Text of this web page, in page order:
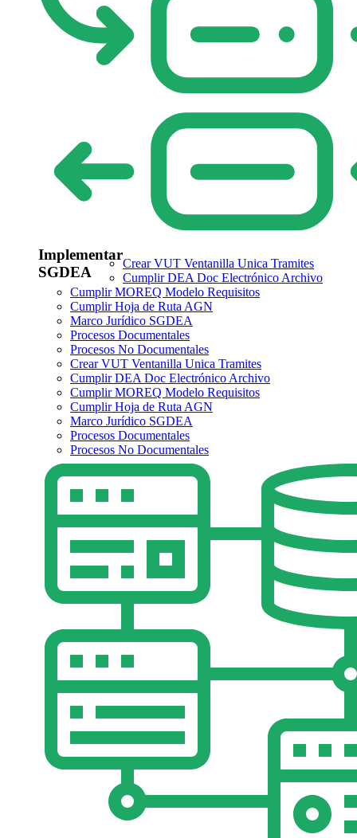
Implementar
SGDEA
Crear VUT Ventanilla Unica Tramites
Cumplir DEA Doc Electrónico Archivo
Cumplir MOREQ Modelo Requisitos
Cumplir Hoja de Ruta AGN
Marco Jurídico SGDEA
Procesos Documentales
Procesos No Documentales
Crear VUT Ventanilla Unica Tramites
Cumplir DEA Doc Electrónico Archivo
Cumplir MOREQ Modelo Requisitos
Cumplir Hoja de Ruta AGN
Marco Jurídico SGDEA
Procesos Documentales
Procesos No Documentales